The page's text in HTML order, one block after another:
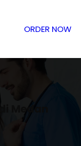
ORDER NOW
Medan